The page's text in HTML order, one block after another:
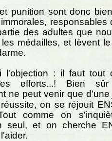
punition sont donc
responsables
des adultes que
médailles, et lèvent
l'objection : il faut tout
les efforts...! Bien
ne peut venir que
on se réjouit
comme on
seul, et on cherche